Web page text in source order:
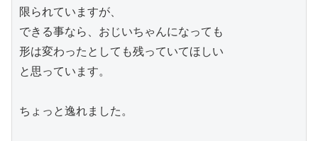
限られていますが、
できる事なら、おじいちゃんになっても
形は変わったとしても残っていてほしい
と思っています。
ちょっと逸れました。